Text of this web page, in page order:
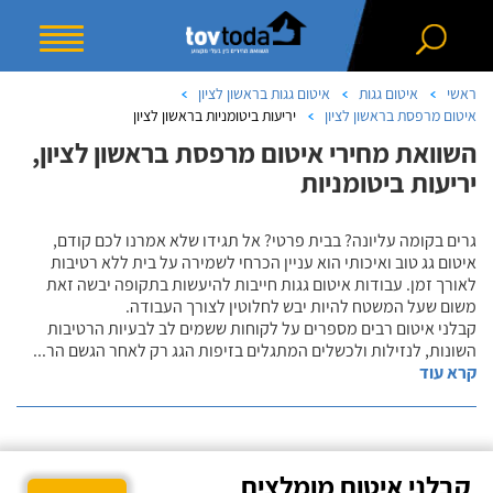
ראשי איטום גגות
איטום גגות בראשון לציון
איטום מרפסת בראשון לציון
יריעות ביטומניות בראשון לציון
השוואת מחירי איטום מרפסת בראשון לציון,
יריעות ביטומניות
גרים בקומה עליונה? בבית פרטי? אל תגידו שלא אמרנו לכם קודם,
איטום גג טוב ואיכותי הוא עניין הכרחי לשמירה על בית ללא רטיבות
לאורך זמן. עבודות איטום גגות חייבות להיעשות בתקופה יבשה זאת
משום שעל המשטח להיות יבש לחלוטין לצורך העבודה.
קבלני איטום רבים מספרים על לקוחות ששמים לב לבעיות הרטיבות
השונות, לנזילות ולכשלים המתגלים בזיפות הגג רק לאחר הגשם הר...
קרא עוד